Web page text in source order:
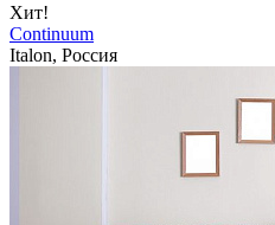
Хит!
Continuum
Italon, Россия